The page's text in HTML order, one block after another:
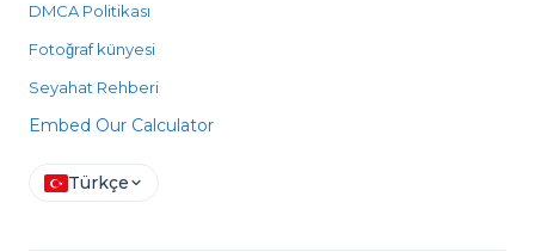
DMCA Politikası
Fotoğraf künyesi
Seyahat Rehberi
Embed Our Calculator
Türkçe